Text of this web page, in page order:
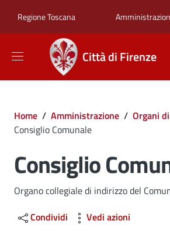
Regione Toscana Zona
Città di Firenze
Briciole di pane
Home / Amministrazione / Organi
Consiglio Comunale
Consiglio
Dettagli
Organo collegiale di indirizzo del
Condividi
Vedi azioni